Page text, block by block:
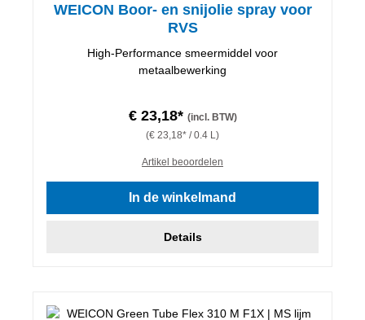
WEICON Boor- en snijolie spray voor
RVS
High-Performance smeermiddel voor
metaalbewerking
€ 23,18* (incl. BTW)
(€ 23,18* / 0.4 L)
Artikel beoordelen
In de winkelmand
Details